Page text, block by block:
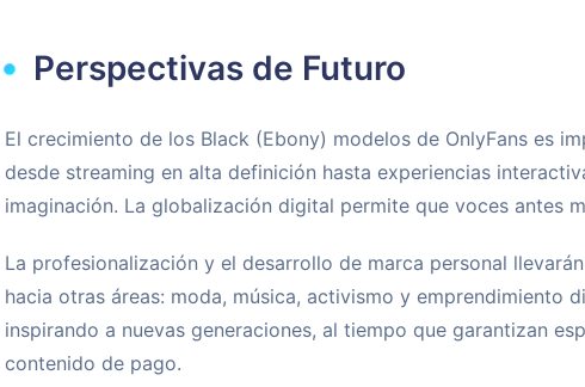
Perspectivas de Futuro
El crecimiento de los Black (Ebony) modelos de OnlyFans es
desde streaming en alta definición hasta experiencias
imaginación. La globalización digital permite que voces antes
La profesionalización y el desarrollo de marca personal
hacia otras áreas: moda, música, activismo y emprendimiento
inspirando a nuevas generaciones, al tiempo que garantizan
contenido de pago.